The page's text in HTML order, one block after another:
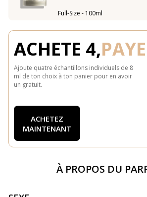
Full-Size - 100ml
ACHETE 4,
Ajoute quatre échantillons individuels de 8
ml de ton choix à ton panier pour en avoir
un gratuit.
ACHETEZ
MAINTENANT
À PROPOS DU